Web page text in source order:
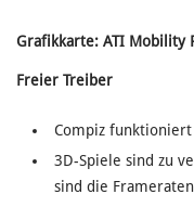
Grafikkarte: ATI Mobility
Freier Treiber
Compiz
3D-Spiele sind zu
sind die